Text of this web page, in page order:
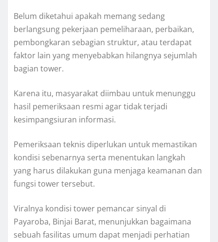
Belum diketahui apakah memang sedang
berlangsung pekerjaan pemeliharaan, perbaikan,
pembongkaran sebagian struktur, atau terdapat
faktor lain yang menyebabkan hilangnya sejumlah
bagian tower.
Karena itu, masyarakat diimbau untuk menunggu
hasil pemeriksaan resmi agar tidak terjadi
kesimpangsiuran informasi.
Pemeriksaan teknis diperlukan untuk memastikan
kondisi sebenarnya serta menentukan langkah
yang harus dilakukan guna menjaga keamanan dan
fungsi tower tersebut.
Viralnya kondisi tower pemancar sinyal di
Payaroba, Binjai Barat, menunjukkan bagaimana
sebuah fasilitas umum dapat menjadi perhatian